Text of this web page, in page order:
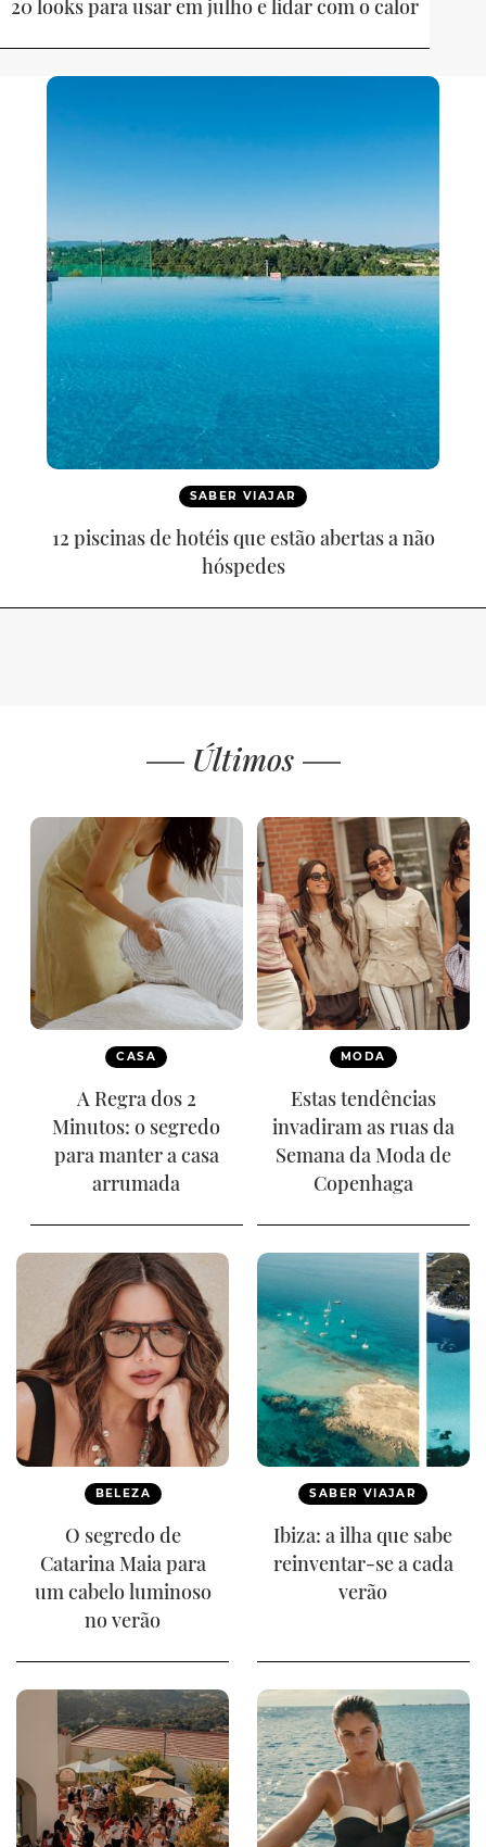
20 looks para usar em julho e lidar com o calor
SABER VIAJAR
12 piscinas de hotéis que estão abertas a não
hóspedes
Últimos
CASA
A Regra dos 2
Minutos: o segredo
para manter a casa
arrumada
MODA
Estas tendências
invadiram as ruas da
Semana da Moda de
Copenhaga
BELEZA
O segredo de
Catarina Maia para
um cabelo luminoso
no verão
SABER VIAJAR
Ibiza: a ilha que sabe
reinventar-se a cada
verão